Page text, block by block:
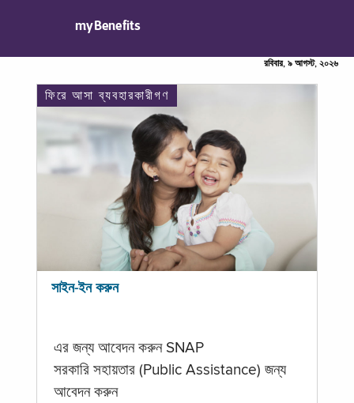
myBenefits
রবিবার, ৯ আগস্ট, ২০২৬
ফিরে আসা ব্যবহারকারীগণ
সাইন-ইন করুন
এর জন্য আবেদন করুন SNAP
সরকারি সহায়তার (Public Assistance) জন্য
আবেদন করুন